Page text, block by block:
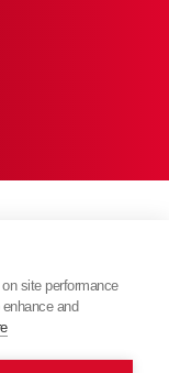
site performance
and